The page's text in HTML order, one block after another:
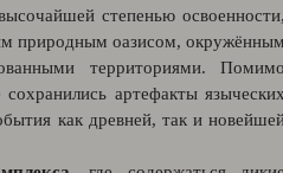
степенью
природным оазисом,
территориями.
артефакты
как древней, так и